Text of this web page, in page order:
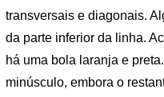
transversais e diagonais.
da parte inferior da linha.
há uma bola laranja e
minúsculo, embora o